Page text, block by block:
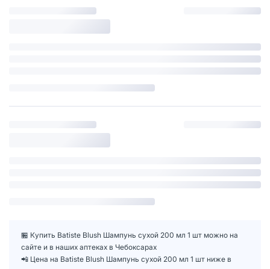
🏪 Купить Batiste Blush Шампунь сухой 200 мл 1 шт можно на
сайте и в наших аптеках в Чебоксарах
📲 Цена на Batiste Blush Шампунь сухой 200 мл 1 шт ниже в